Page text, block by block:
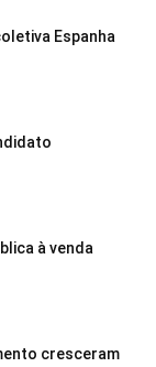
Espanha
à venda
cresceram